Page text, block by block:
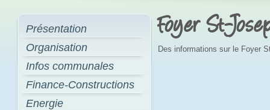
Présentation
Organisation
Infos communales
Finance-Constructions
Energie
Foyer St-
Des informations sur le Foyer